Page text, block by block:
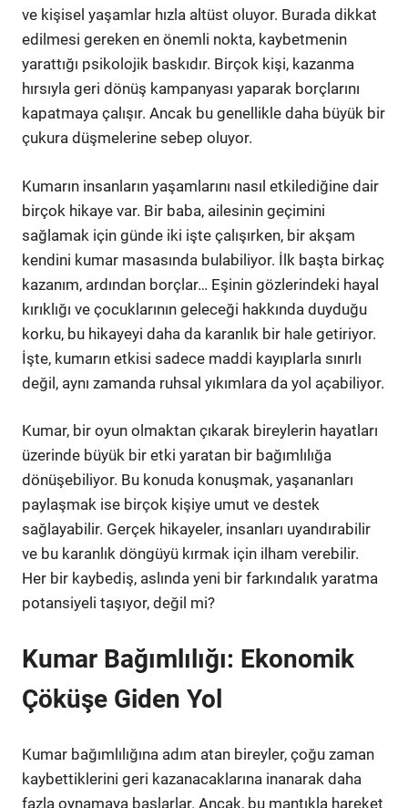
ve kişisel yaşamlar hızla altüst oluyor. Burada dikkat
edilmesi gereken en önemli nokta, kaybetmenin
yarattığı psikolojik baskıdır. Birçok kişi, kazanma
hırsıyla geri dönüş kampanyası yaparak borçlarını
kapatmaya çalışır. Ancak bu genellikle daha büyük bir
çukura düşmelerine sebep oluyor.
Kumarın insanların yaşamlarını nasıl etkilediğine dair
birçok hikaye var. Bir baba, ailesinin geçimini
sağlamak için günde iki işte çalışırken, bir akşam
kendini kumar masasında bulabiliyor. İlk başta birkaç
kazanım, ardından borçlar… Eşinin gözlerindeki hayal
kırıklığı ve çocuklarının geleceği hakkında duyduğu
korku, bu hikayeyi daha da karanlık bir hale getiriyor.
İşte, kumarın etkisi sadece maddi kayıplarla sınırlı
değil, aynı zamanda ruhsal yıkımlara da yol açabiliyor.
Kumar, bir oyun olmaktan çıkarak bireylerin hayatları
üzerinde büyük bir etki yaratan bir bağımlılığa
dönüşebiliyor. Bu konuda konuşmak, yaşananları
paylaşmak ise birçok kişiye umut ve destek
sağlayabilir. Gerçek hikayeler, insanları uyandırabilir
ve bu karanlık döngüyü kırmak için ilham verebilir.
Her bir kaybediş, aslında yeni bir farkındalık yaratma
potansiyeli taşıyor, değil mi?
Kumar Bağımlılığı: Ekonomik
Çöküşe Giden Yol
Kumar bağımlılığına adım atan bireyler, çoğu zaman
kaybettiklerini geri kazanacaklarına inanarak daha
fazla oynamaya başlarlar. Ancak, bu mantıkla hareket